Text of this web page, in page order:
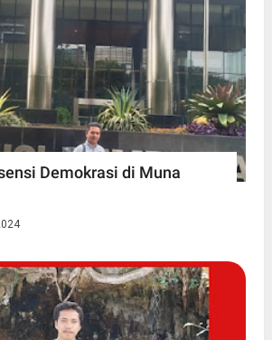
Demokrasi di Muna